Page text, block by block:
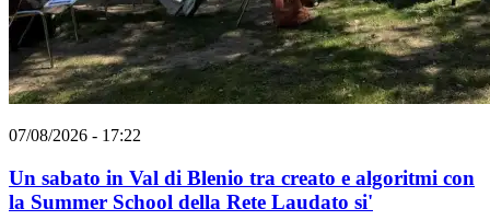
07/08/2026 - 17:22
Un sabato in Val di Blenio tra creato e algoritmi con
la Summer School della Rete Laudato si'